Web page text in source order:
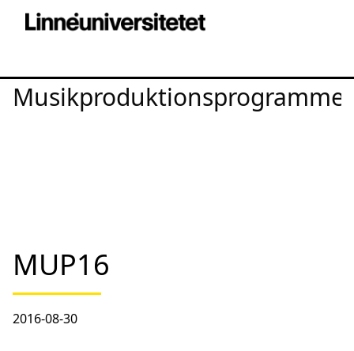
Musikproduktionsprogrammet
MUP16
2016-08-30